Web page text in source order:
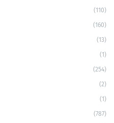
(110)
(160)
(13)
(1)
(254)
(2)
(1)
(787)